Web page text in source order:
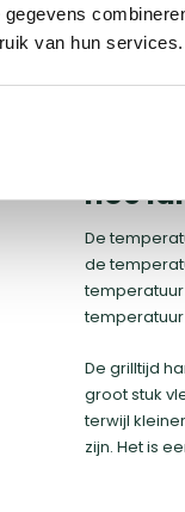
van hun services.
Hoe
hoe
De
de
De grilltijd
groot stuk
terwijl
zijn. Het is